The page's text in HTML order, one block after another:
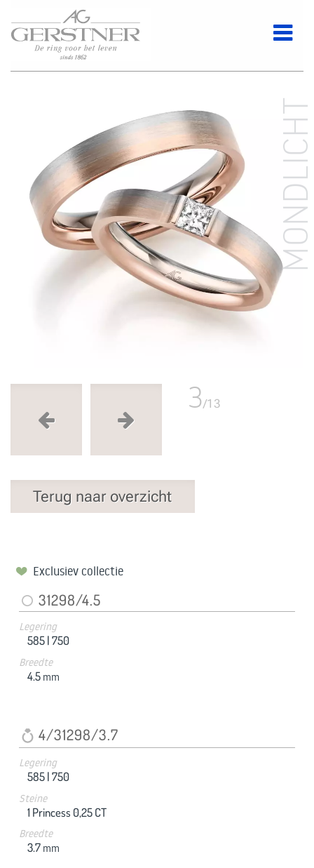
3/13
Terug naar overzicht
Exclusiev collectie
31298/4.5
Legering
585 |750
Breedte
4.5 mm
4/31298/3.7
Legering
585 |750
Steine
1 Princess 0,25 CT
Breedte
3.7 mm